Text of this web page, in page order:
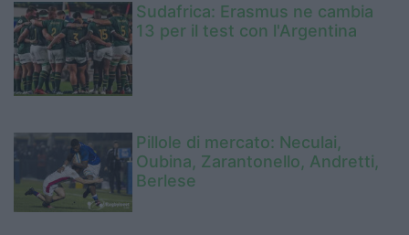
Sudafrica: Erasmus ne cambia
13 per il test con l'Argentina
Pillole di mercato: Neculai,
Oubina, Zarantonello, Andretti,
Berlese